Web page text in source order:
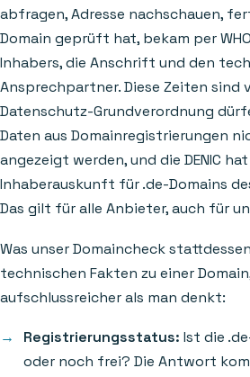
abfragen, Adresse nachschauen,
Domain geprüft hat, bekam per
Inhabers, die Anschrift und den
Ansprechpartner. Diese Zeiten sind
Datenschutz-Grundverordnung
Daten aus Domainregistrierungen
angezeigt werden, und die DENIC
Inhaberauskunft für .de-Domains
Das gilt für alle Anbieter, auch für
Was unser Domaincheck
technischen Fakten zu einer
aufschlussreicher als man denkt:
Registrierungsstatus: Ist die
oder noch frei? Die Antwort